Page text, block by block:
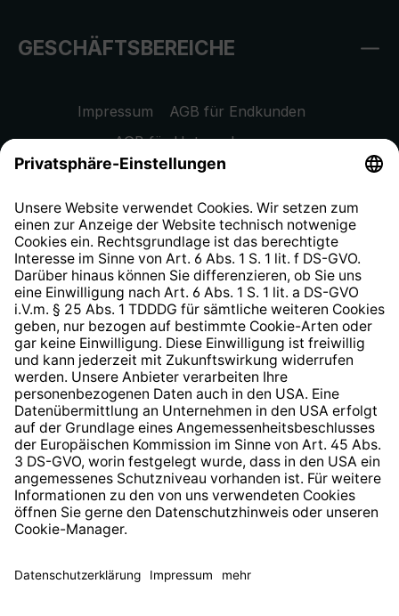
GESCHÄFTSBEREICHE
Impressum
AGB für Endkunden
AGB für Unternehmen
Datenschutzhinweis
Widerrufsrecht
Hinweisgeberschutzsystem
Barrierefreiheit
* Alle Preise inkl. gesetzl. Mehrwertsteuer zzgl.
anders angegeben.